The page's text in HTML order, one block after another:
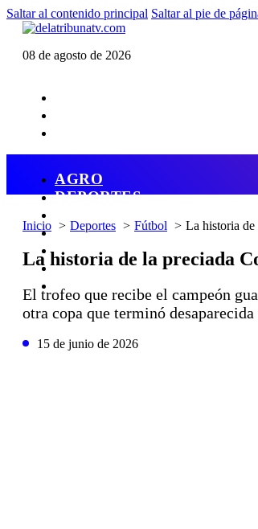
Saltar al contenido principal Saltar al pie de
08 de agosto de 2026
AGRO
DEPORTES
POLÍTICA
CAMBIO CLIMÁTICO
DATA FIRME
DE LA TRIBUNA TV
Inicio Deportes Fútbol La historia
La historia de la preciada
El trofeo que recibe el campeón
otra copa que terminó
15 de junio de 2026